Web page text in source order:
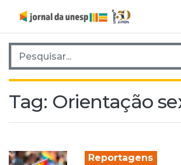
Pesquisar por:
Tag: Orientação
Reportagens